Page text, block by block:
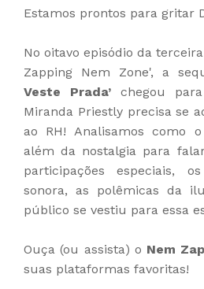
Estamos prontos para gritar
No oitavo episódio da
Zapping Nem Zone', a
Veste Prada’ chegou
Miranda Priestly precisa se
ao RH! Analisamos como
além da nostalgia para
participações especiais,
sonora, as polêmicas da
público se vestiu para essa
Ouça (ou assista) o Nem
suas plataformas favoritas!